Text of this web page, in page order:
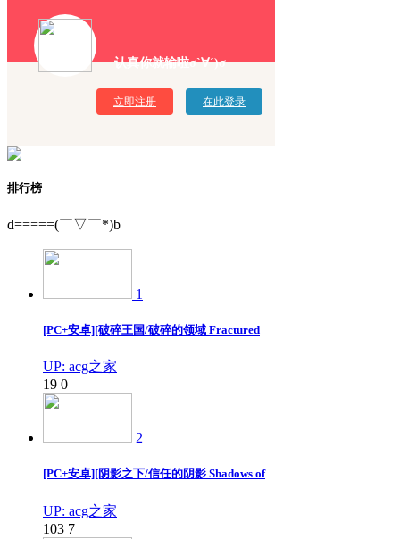
认真你就输啦σ`∀´)σ
立即注册 在此登录
排行榜
d=====(￣▽￣*)b
1
[PC+安卓][破碎王国/破碎的领域 Fractured
UP: acg之家
19 0
2
[PC+安卓][阴影之下/信任的阴影 Shadows of
UP: acg之家
103 7